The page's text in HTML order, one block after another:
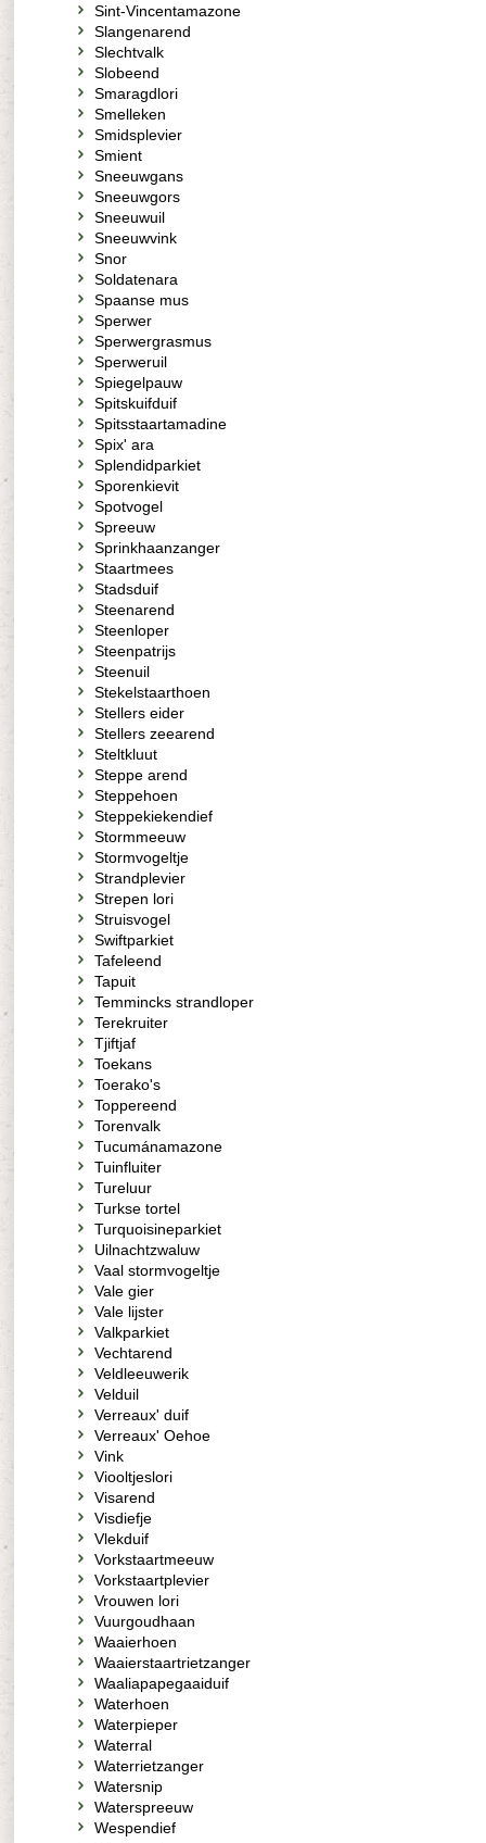
Sint-Vincentamazone
Slangenarend
Slechtvalk
Slobeend
Smaragdlori
Smelleken
Smidsplevier
Smient
Sneeuwgans
Sneeuwgors
Sneeuwuil
Sneeuwvink
Snor
Soldatenara
Spaanse mus
Sperwer
Sperwergrasmus
Sperweruil
Spiegelpauw
Spitskuifduif
Spitsstaartamadine
Spix' ara
Splendidparkiet
Sporenkievit
Spotvogel
Spreeuw
Sprinkhaanzanger
Staartmees
Stadsduif
Steenarend
Steenloper
Steenpatrijs
Steenuil
Stekelstaarthoen
Stellers eider
Stellers zeearend
Steltkluut
Steppe arend
Steppehoen
Steppekiekendief
Stormmeeuw
Stormvogeltje
Strandplevier
Strepen lori
Struisvogel
Swiftparkiet
Tafeleend
Tapuit
Temmincks strandloper
Terekruiter
Tjiftjaf
Toekans
Toerako's
Toppereend
Torenvalk
Tucumánamazone
Tuinfluiter
Tureluur
Turkse tortel
Turquoisineparkiet
Uilnachtzwaluw
Vaal stormvogeltje
Vale gier
Vale lijster
Valkparkiet
Vechtarend
Veldleeuwerik
Velduil
Verreaux' duif
Verreaux' Oehoe
Vink
Viooltjeslori
Visarend
Visdiefje
Vlekduif
Vorkstaartmeeuw
Vorkstaartplevier
Vrouwen lori
Vuurgoudhaan
Waaierhoen
Waaierstaartrietzanger
Waaliapapegaaiduif
Waterhoen
Waterpieper
Waterral
Waterrietzanger
Watersnip
Waterspreeuw
Wespendief